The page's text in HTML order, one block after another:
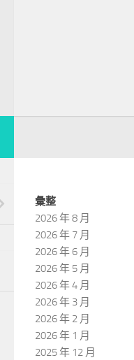
彙整
2026 年 8 月
2026 年 7 月
2026 年 6 月
2026 年 5 月
2026 年 4 月
2026 年 3 月
2026 年 2 月
2026 年 1 月
2025 年 12 月